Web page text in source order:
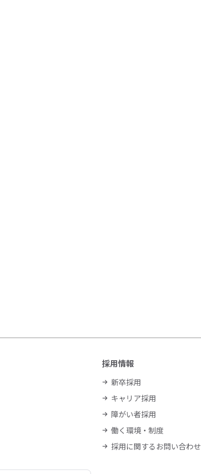
採用情報
新卒採用
キャリア採用
障がい者採用
働く環境・制度
採用に関するお問い合わせ